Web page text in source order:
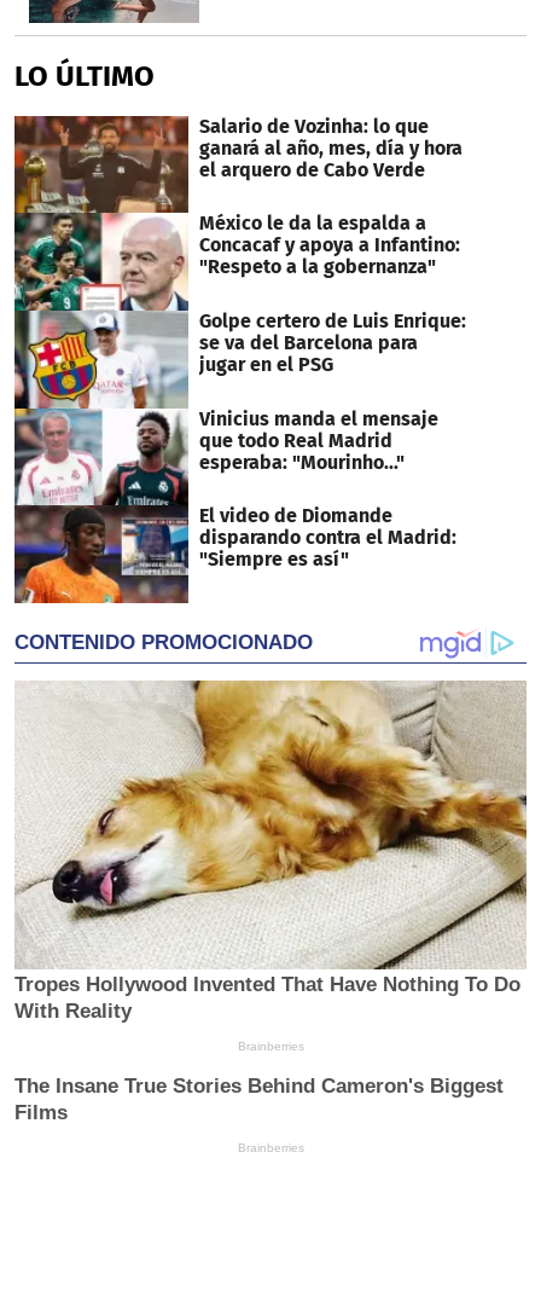
LO ÚLTIMO
Salario de Vozinha: lo que
ganará al año, mes, día y hora
el arquero de Cabo Verde
México le da la espalda a
Concacaf y apoya a Infantino:
"Respeto a la gobernanza"
Golpe certero de Luis Enrique:
se va del Barcelona para
jugar en el PSG
Vinicius manda el mensaje
que todo Real Madrid
esperaba: "Mourinho..."
El video de Diomande
disparando contra el Madrid:
"Siempre es así"